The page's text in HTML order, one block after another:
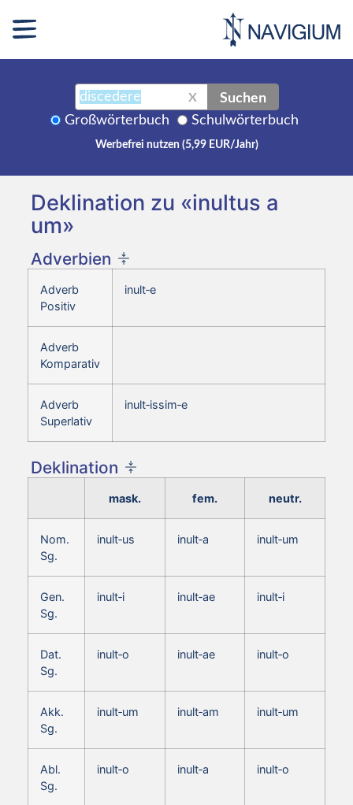
X Suchen
Großwörterbuch Schulwörterbuch
Werbefrei nutzen (5,99 EUR/Jahr)
Deklination zu «inultus a
um»
Adverbien
Adverb
Positiv
inult‑e
Adverb
Komparativ
Adverb
Superlativ
inult‑issim‑e
Deklination
mask. fem. neutr.
Nom.
Sg.
inult‑us inult‑a inult‑um
Gen.
Sg.
inult‑i inult‑ae inult‑i
Dat.
Sg.
inult‑o inult‑ae inult‑o
Akk.
Sg.
inult‑um inult‑am inult‑um
Abl.
Sg.
inult‑o inult‑a inult‑o